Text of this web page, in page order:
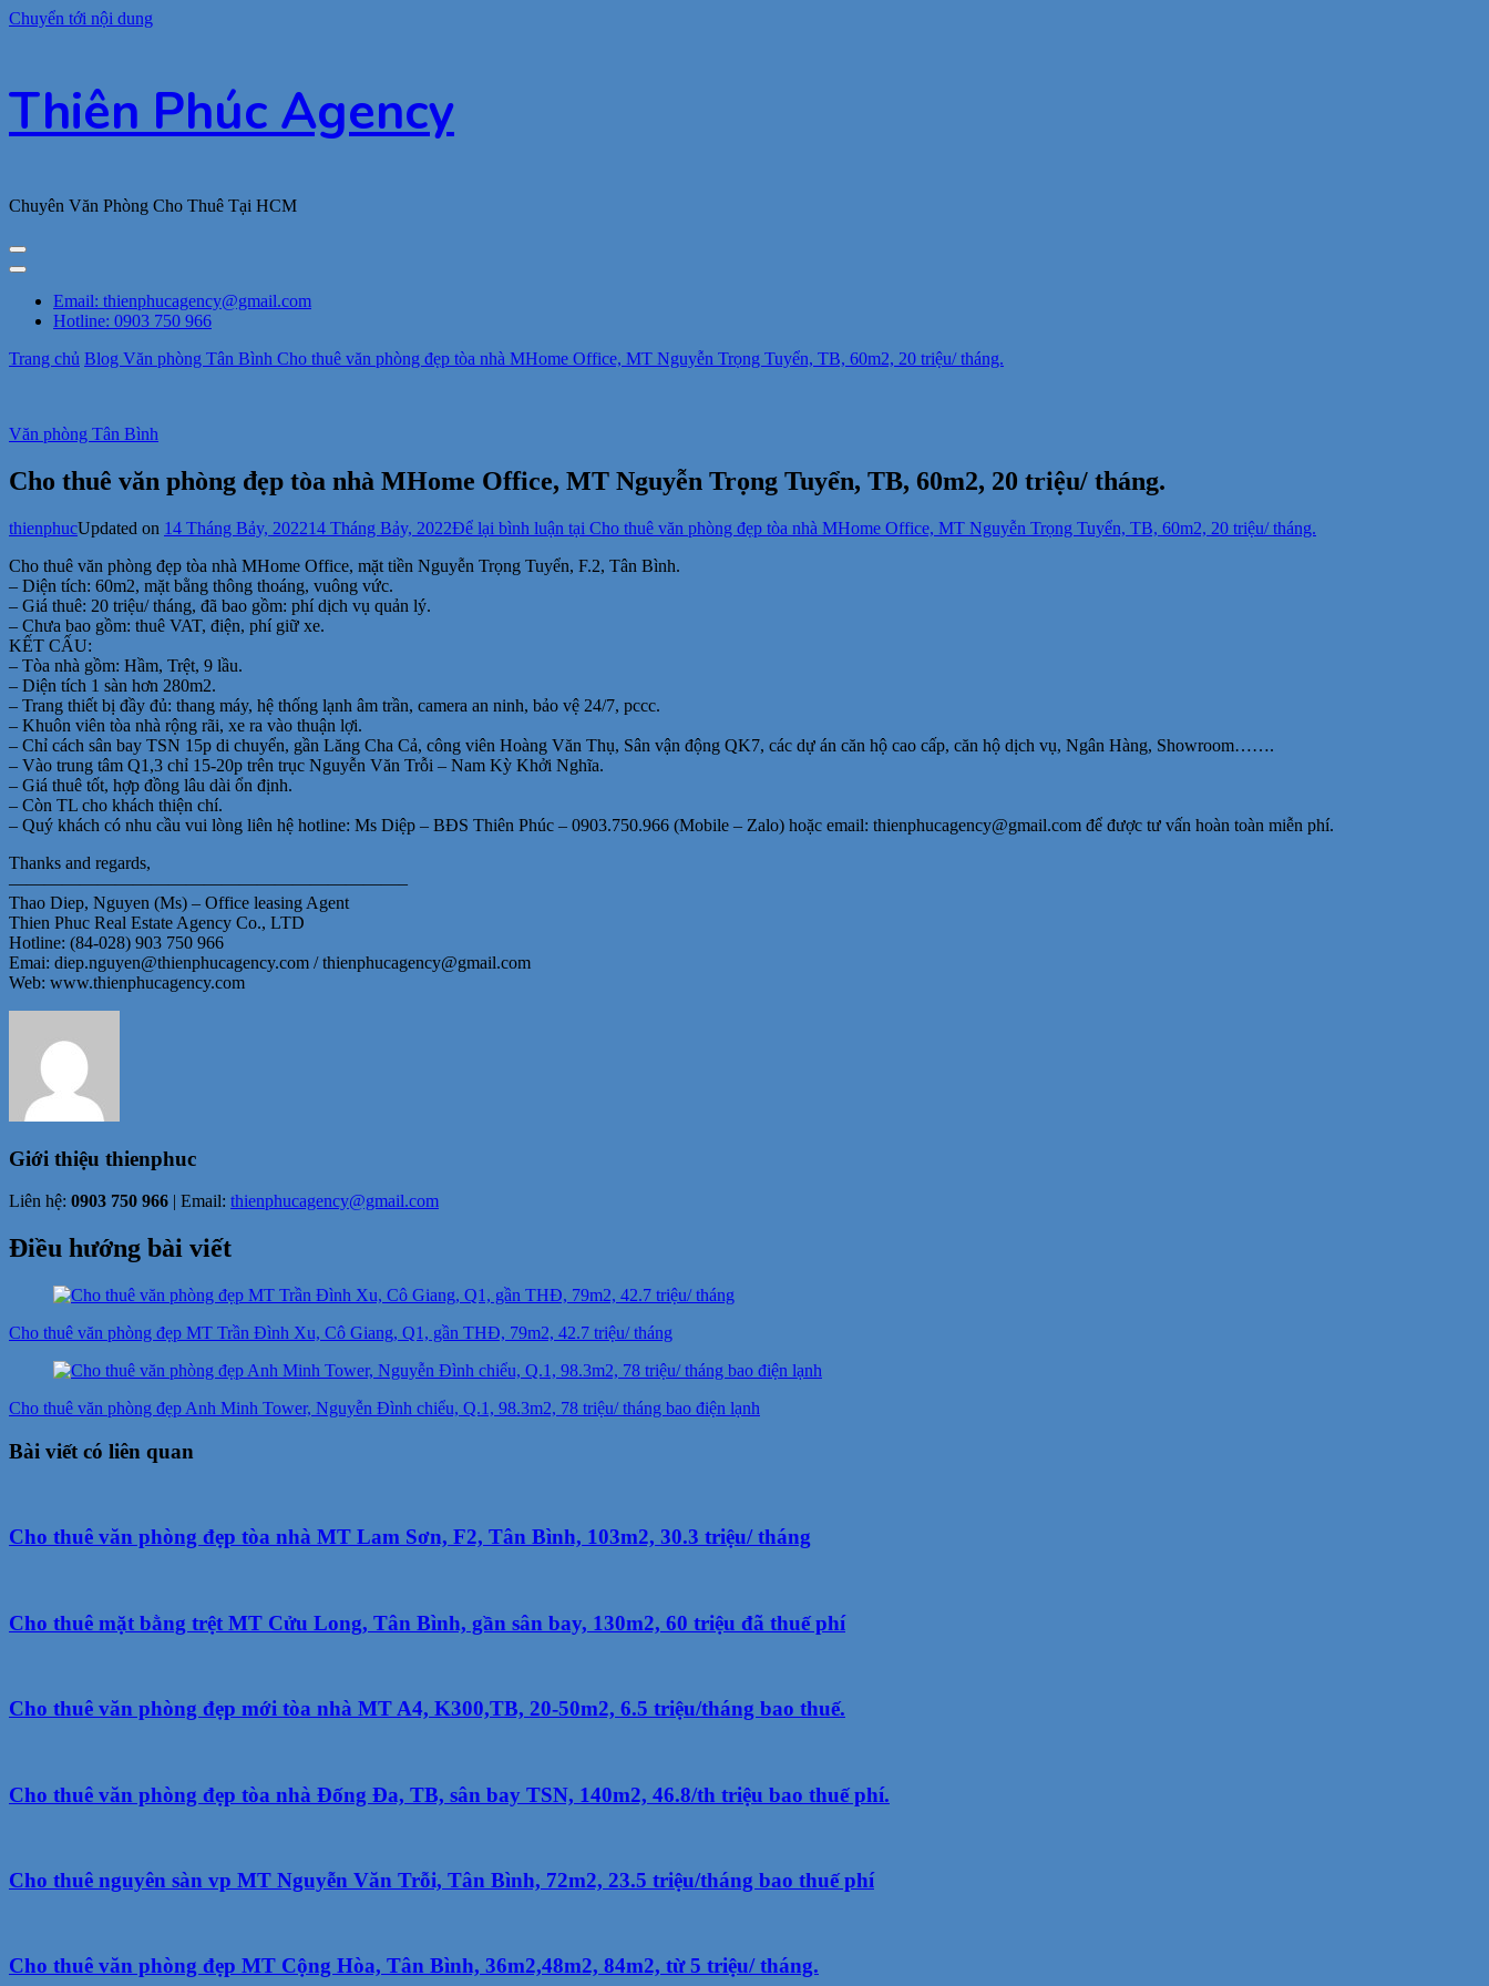
Chuyển tới nội dung
Thiên Phúc Agency
Chuyên Văn Phòng Cho Thuê Tại HCM
Email: thienphucagency@gmail.com
Hotline: 0903 750 966
Trang chủ Blog Văn phòng Tân Bình Cho thuê văn phòng đẹp tòa nhà MHome Office, MT Nguyễn Trọng Tuyển, TB, 60m2, 20 triệu/ tháng.
Văn phòng Tân Bình
Cho thuê văn phòng đẹp tòa nhà MHome Office, MT Nguyễn Trọng Tuyển, TB, 60m2, 20 triệu/ tháng.
thienphucUpdated on 14 Tháng Bảy, 202214 Tháng Bảy, 2022Để lại bình luận tại Cho thuê văn phòng đẹp tòa nhà MHome Office, MT Nguyễn Trọng Tuyển, TB, 60m2, 20 triệu/ tháng.
Cho thuê văn phòng đẹp tòa nhà MHome Office, mặt tiền Nguyễn Trọng Tuyển, F.2, Tân Bình.
– Diện tích: 60m2, mặt bằng thông thoáng, vuông vức.
– Giá thuê: 20 triệu/ tháng, đã bao gồm: phí dịch vụ quản lý.
– Chưa bao gồm: thuê VAT, điện, phí giữ xe.
KẾT CẤU:
– Tòa nhà gồm: Hầm, Trệt, 9 lầu.
– Diện tích 1 sàn hơn 280m2.
– Trang thiết bị đầy đủ: thang máy, hệ thống lạnh âm trần, camera an ninh, bảo vệ 24/7, pccc.
– Khuôn viên tòa nhà rộng rãi, xe ra vào thuận lợi.
– Chỉ cách sân bay TSN 15p di chuyển, gần Lăng Cha Cả, công viên Hoàng Văn Thụ, Sân vận động QK7, các dự án căn hộ cao cấp, căn hộ dịch vụ, Ngân Hàng, Showroom…….
– Vào trung tâm Q1,3 chỉ 15-20p trên trục Nguyễn Văn Trỗi – Nam Kỳ Khởi Nghĩa.
– Giá thuê tốt, hợp đồng lâu dài ổn định.
– Còn TL cho khách thiện chí.
– Quý khách có nhu cầu vui lòng liên hệ hotline: Ms Diệp – BĐS Thiên Phúc – 0903.750.966 (Mobile – Zalo) hoặc email: thienphucagency@gmail.com để được tư vấn hoàn toàn miễn phí.
Thanks and regards,
——————————————————————–
Thao Diep, Nguyen (Ms) – Office leasing Agent
Thien Phuc Real Estate Agency Co., LTD
Hotline: (84-028) 903 750 966
Emai: diep.nguyen@thienphucagency.com / thienphucagency@gmail.com
Web: www.thienphucagency.com
Giới thiệu thienphuc
Liên hệ: 0903 750 966 | Email: thienphucagency@gmail.com
Điều hướng bài viết
Cho thuê văn phòng đẹp MT Trần Đình Xu, Cô Giang, Q1, gần THĐ, 79m2, 42.7 triệu/ tháng
Cho thuê văn phòng đẹp Anh Minh Tower, Nguyễn Đình chiểu, Q.1, 98.3m2, 78 triệu/ tháng bao điện lạnh
Bài viết có liên quan
Cho thuê văn phòng đẹp tòa nhà MT Lam Sơn, F2, Tân Bình, 103m2, 30.3 triệu/ tháng
Cho thuê mặt bằng trệt MT Cửu Long, Tân Bình, gần sân bay, 130m2, 60 triệu đã thuế phí
Cho thuê văn phòng đẹp mới tòa nhà MT A4, K300,TB, 20-50m2, 6.5 triệu/tháng bao thuế.
Cho thuê văn phòng đẹp tòa nhà Đống Đa, TB, sân bay TSN, 140m2, 46.8/th triệu bao thuế phí.
Cho thuê nguyên sàn vp MT Nguyễn Văn Trỗi, Tân Bình, 72m2, 23.5 triệu/tháng bao thuế phí
Cho thuê văn phòng đẹp MT Cộng Hòa, Tân Bình, 36m2,48m2, 84m2, từ 5 triệu/ tháng.